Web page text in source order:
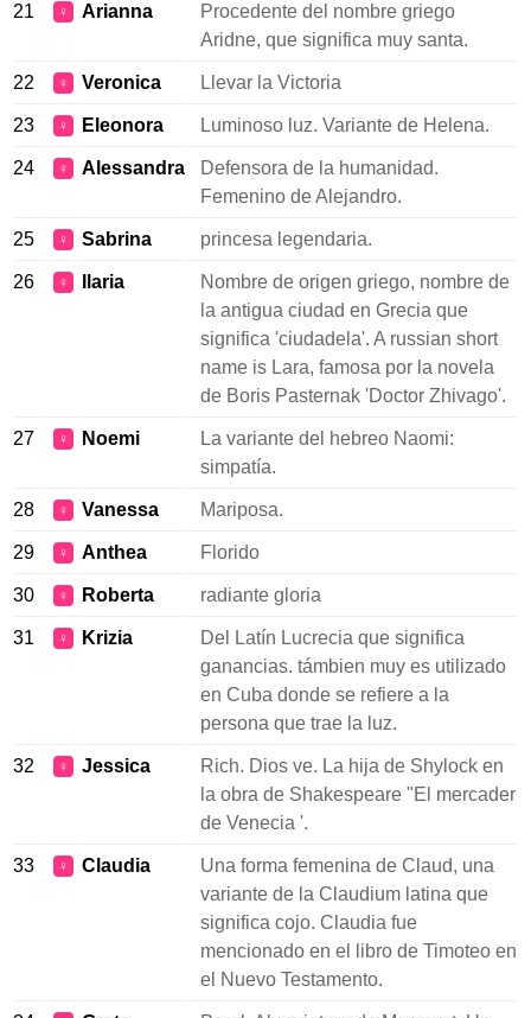
21 ♀ Arianna
Procedente del nombre griego
Aridne, que significa muy santa.
22 ♀ Veronica Llevar la Victoria
23 ♀ Eleonora Luminoso luz. Variante de Helena.
24 ♀ Alessandra
Defensora de la humanidad.
Femenino de Alejandro.
25 ♀ Sabrina princesa legendaria.
26 ♀ Ilaria
Nombre de origen griego, nombre de
la antigua ciudad en Grecia que
significa 'ciudadela'. A russian short
name is Lara, famosa por la novela
de Boris Pasternak 'Doctor Zhivago'.
27 ♀ Noemi
La variante del hebreo Naomi:
simpatía.
28 ♀ Vanessa Mariposa.
29 ♀ Anthea Florido
30 ♀ Roberta radiante gloria
31 ♀ Krizia
Del Latín Lucrecia que significa
ganancias. támbien muy es utilizado
en Cuba donde se refiere a la
persona que trae la luz.
32 ♀ Jessica
Rich. Dios ve. La hija de Shylock en
la obra de Shakespeare "El mercader
de Venecia '.
33 ♀ Claudia
Una forma femenina de Claud, una
variante de la Claudium latina que
significa cojo. Claudia fue
mencionado en el libro de Timoteo en
el Nuevo Testamento.